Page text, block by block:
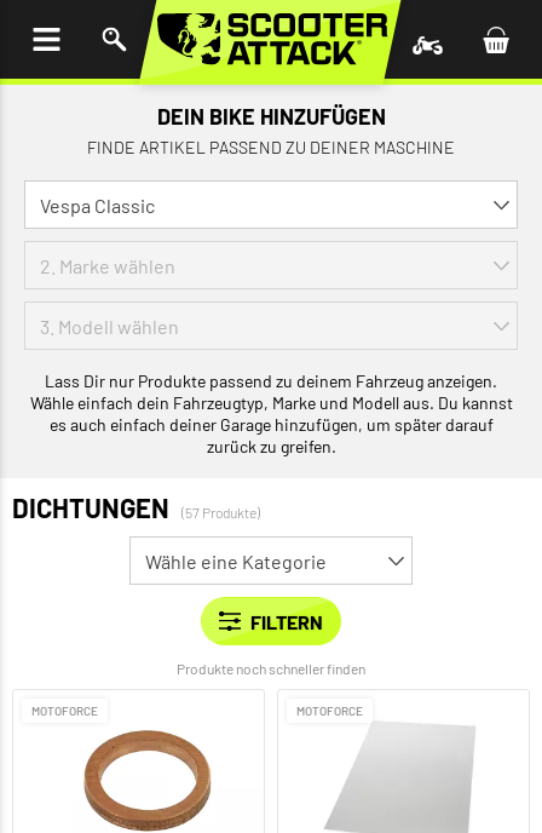
DEIN BIKE HINZUFÜGEN
FINDE ARTIKEL PASSEND ZU DEINER MASCHINE
Lass Dir nur Produkte passend zu deinem Fahrzeug anzeigen.
Wähle einfach dein Fahrzeugtyp, Marke und Modell aus. Du kannst
es auch einfach deiner Garage hinzufügen, um später darauf
zurück zu greifen.
DICHTUNGEN (57 Produkte)
Produkte noch schneller finden
MOTOFORCE MOTOFORCE